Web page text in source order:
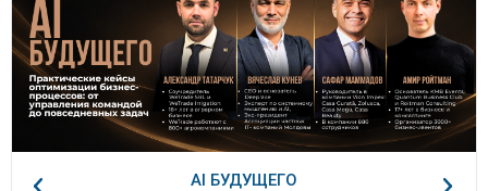
AI БУДУЩЕГО